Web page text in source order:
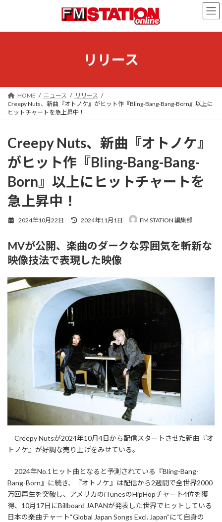
ン
ー
リリース
HOME ニュース
リリース
Creepy Nuts、新曲『オトノケ』がヒット作『Bling-Bang-Bang-Born』以上に
ヒットチャートを急上昇中！
Creepy Nuts、新曲『オトノケ』
がヒット作『Bling-Bang-Bang-
Born』以上にヒットチャートを
急上昇中！
2024年10月22日
最
新
日
時
2024年11月1日 FM STATION 編集部
MVが公開、楽曲のダークな雰囲気を斬新な
映像技法で表現した映像
Creepy Nutsが2024年10月4日から配信スタートさせた新曲『オ
トノケ』が好調な売り上げをみせている。
2024年No.1ヒット曲となると予測されている『Bling-Bang-
Bang-Born』に続き、『オトノケ』は配信から2週間で全世界2000
万回再生を突破し、アメリカのiTunesのHipHopチャート4位を獲
得、10月17日にBillboard JAPANが発表した世界でヒットしている
日本の楽曲チャート“Global Japan Songs Excl. Japan”にて自身の